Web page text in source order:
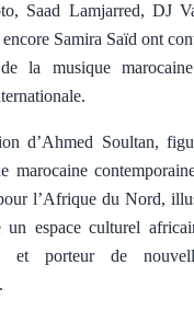
Saad Lamjarred, DJ
Samira Saïd ont
la musique
d’Ahmed Soultan,
marocaine
l’Afrique du Nord,
un espace culturel
et porteur de